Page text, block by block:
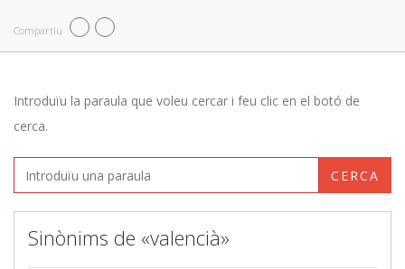
Compartiu
Introduïu la paraula que voleu cercar i feu clic en el botó de
cerca.
CERCA
Sinònims de «valencià»